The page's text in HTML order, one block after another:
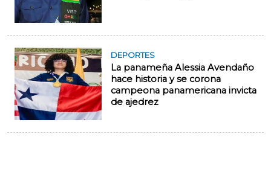
DEPORTES
La panameña Alessia Avendaño
hace historia y se corona
campeona panamericana invicta
de ajedrez